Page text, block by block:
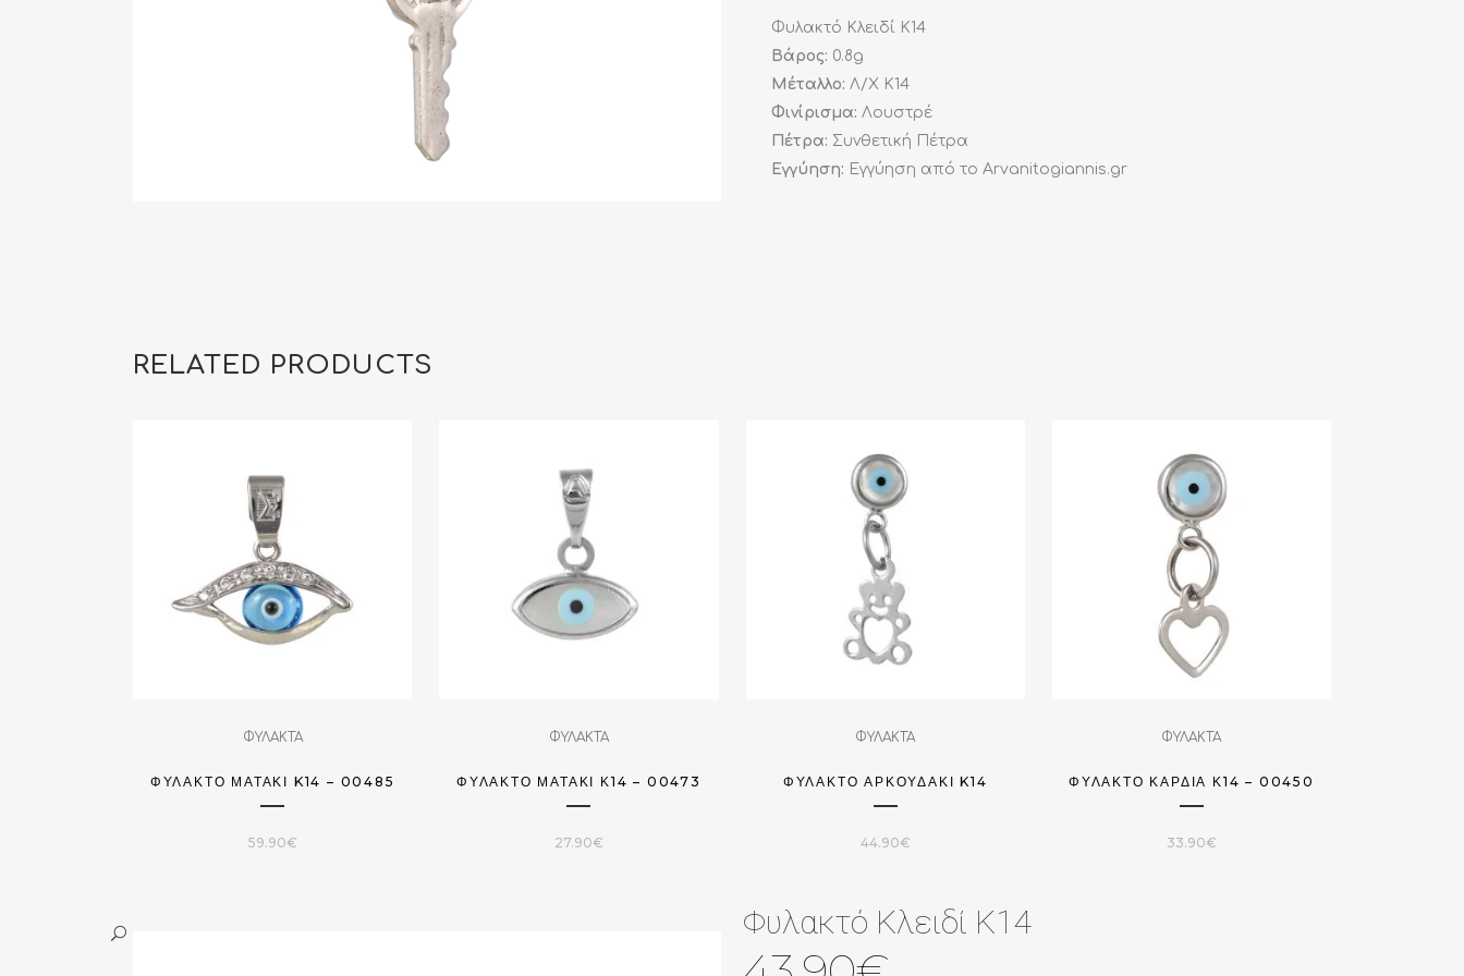
Φυλακτό Κλειδί K14
Βάρος: 0.8g
Μέταλλο: Λ/Χ K14
Φινίρισμα: Λουστρέ
Πέτρα: Συνθετική Πέτρα
Εγγύηση: Εγγύηση από το Arvanitogiannis.gr
RELATED PRODUCTS
ΦΥΛΑΚΤΑ
ΦΥΛΑΚΤΌ ΜΑΤΆΚΙ K14 – 00485
59.90€
ΦΥΛΑΚΤΑ
ΦΥΛΑΚΤΌ ΜΑΤΆΚΙ Κ14 – 00473
27.90€
ΦΥΛΑΚΤΑ
ΦΥΛΑΚΤΌ ΑΡΚΟΥΔΆΚΙ K14
44.90€
ΦΥΛΑΚΤΑ
ΦΥΛΑΚΤΌ ΚΑΡΔΙΆ Κ14 – 00450
33.90€
Φυλακτό Κλειδί K14